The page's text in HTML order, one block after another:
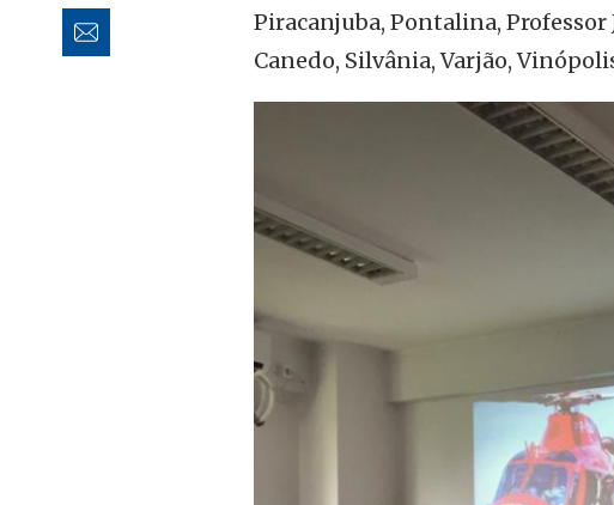
Piracanjuba, Pontalina, Professor
Canedo, Silvânia, Varjão,